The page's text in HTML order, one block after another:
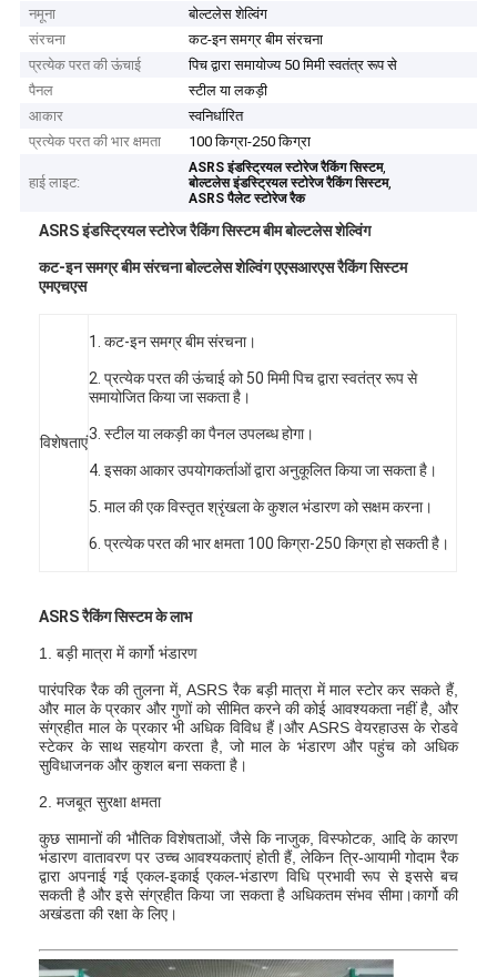
नमूना
बोल्टलेस शेल्विंग
संरचना
कट-इन समग्र बीम संरचना
प्रत्येक परत की ऊंचाई
पिच द्वारा समायोज्य 50 मिमी स्वतंत्र रूप से
पैनल
स्टील या लकड़ी
आकार
स्वनिर्धारित
प्रत्येक परत की भार क्षमता
100 किग्रा-250 किग्रा
हाई लाइट:
ASRS इंडस्ट्रियल स्टोरेज रैकिंग सिस्टम,
बोल्टलेस इंडस्ट्रियल स्टोरेज रैकिंग सिस्टम,
ASRS पैलेट स्टोरेज रैक
ASRS इंडस्ट्रियल स्टोरेज रैकिंग सिस्टम बीम बोल्टलेस शेल्विंग
कट-इन समग्र बीम संरचना बोल्टलेस शेल्विंग एएसआरएस रैकिंग सिस्टम
एमएचएस
विशेषताएं
1. कट-इन समग्र बीम संरचना।
2. प्रत्येक परत की ऊंचाई को 50 मिमी पिच द्वारा स्वतंत्र रूप से
समायोजित किया जा सकता है।
3. स्टील या लकड़ी का पैनल उपलब्ध होगा।
4. इसका आकार उपयोगकर्ताओं द्वारा अनुकूलित किया जा सकता है।
5. माल की एक विस्तृत श्रृंखला के कुशल भंडारण को सक्षम करना।
6. प्रत्येक परत की भार क्षमता 100 किग्रा-250 किग्रा हो सकती है।
ASRS रैकिंग सिस्टम के लाभ
1. बड़ी मात्रा में कार्गो भंडारण
पारंपरिक रैक की तुलना में, ASRS रैक बड़ी मात्रा में माल स्टोर कर सकते हैं,
और माल के प्रकार और गुणों को सीमित करने की कोई आवश्यकता नहीं है, और
संग्रहीत माल के प्रकार भी अधिक विविध हैं।और ASRS वेयरहाउस के रोडवे
स्टेकर के साथ सहयोग करता है, जो माल के भंडारण और पहुंच को अधिक
सुविधाजनक और कुशल बना सकता है।
2. मजबूत सुरक्षा क्षमता
कुछ सामानों की भौतिक विशेषताओं, जैसे कि नाजुक, विस्फोटक, आदि के कारण
भंडारण वातावरण पर उच्च आवश्यकताएं होती हैं, लेकिन त्रि-आयामी गोदाम रैक
द्वारा अपनाई गई एकल-इकाई एकल-भंडारण विधि प्रभावी रूप से इससे बच
सकती है और इसे संग्रहीत किया जा सकता है अधिकतम संभव सीमा।कार्गो की
अखंडता की रक्षा के लिए।